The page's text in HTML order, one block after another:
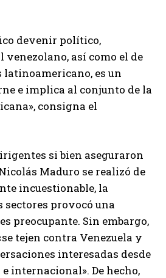
devenir político,
venezolano, así como el de
es un
e implica al conjunto de la
consigna el
si bien aseguraron
Maduro se realizó de
incuestionable, la
provocó una
preocupante. Sin embargo,
tejen contra Venezuela y
interesadas desde
internacional». De hecho,